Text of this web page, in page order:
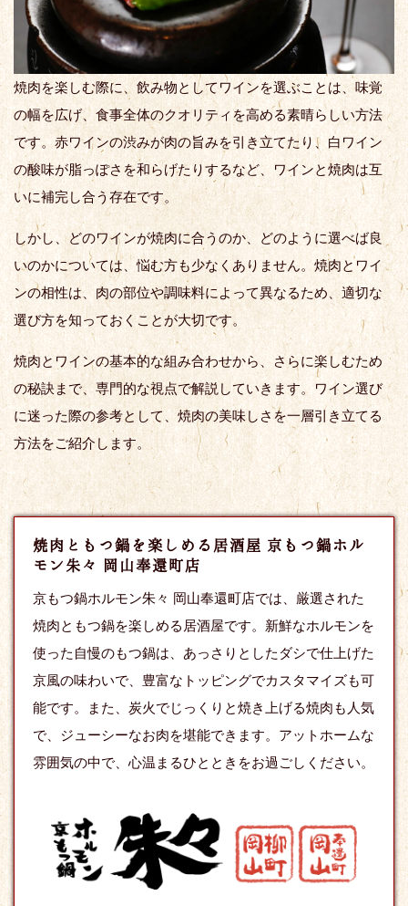
焼肉を楽しむ際に、飲み物としてワインを選ぶことは、味覚
の幅を広げ、食事全体のクオリティを高める素晴らしい方法
です。赤ワインの渋みが肉の旨みを引き立てたり、白ワイン
の酸味が脂っぽさを和らげたりするなど、ワインと焼肉は互
いに補完し合う存在です。
しかし、どのワインが焼肉に合うのか、どのように選べば良
いのかについては、悩む方も少なくありません。焼肉とワイ
ンの相性は、肉の部位や調味料によって異なるため、適切な
選び方を知っておくことが大切です。
焼肉とワインの基本的な組み合わせから、さらに楽しむため
の秘訣まで、専門的な視点で解説していきます。ワイン選び
に迷った際の参考として、焼肉の美味しさを一層引き立てる
方法をご紹介します。
焼肉ともつ鍋を楽しめる居酒屋 京もつ鍋ホル
モン朱々 岡山奉還町店
京もつ鍋ホルモン朱々 岡山奉還町店では、厳選された
焼肉ともつ鍋を楽しめる居酒屋です。新鮮なホルモンを
使った自慢のもつ鍋は、あっさりとしたダシで仕上げた
京風の味わいで、豊富なトッピングでカスタマイズも可
能です。また、炭火でじっくりと焼き上げる焼肉も人気
で、ジューシーなお肉を堪能できます。アットホームな
雰囲気の中で、心温まるひとときをお過ごしください。